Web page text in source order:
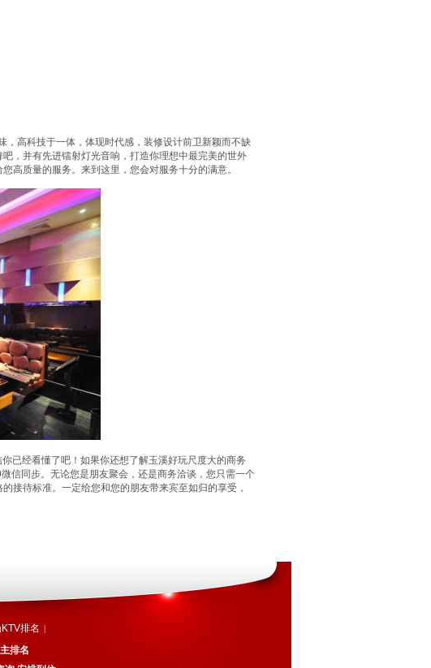
高科技于一体，体现时代感，装修设计前卫新颖而不缺
，并有先进镭射灯光音响，打造你理想中最完美的世外
高质量的服务。来到这里，您会对服务十分的满意。
经看懂了吧！如果你还想了解玉溪好玩尺度大的商务
信同步。无论您是朋友聚会，还是商务洽谈，您只需一个
接待标准。一定给您和您的朋友带来宾至如归的享受，
排名 |
排名